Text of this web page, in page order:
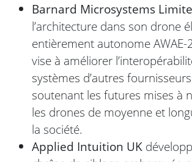
Barnard Microsystems
l’architecture dans son drone
entièrement autonome AWAE-
vise à améliorer
systèmes d’autres
soutenant les futures mises à
les drones de moyenne et
la société.
Applied Intuition UK